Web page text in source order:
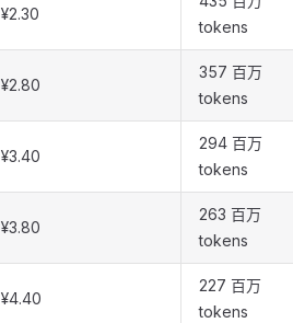
¥2.30
tokens
¥2.80
357 百万
tokens
¥3.40
294 百万
tokens
¥3.80
263 百万
tokens
¥4.40
227 百万
tokens